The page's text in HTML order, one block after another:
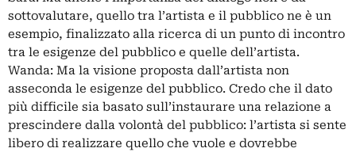
sottovalutare, quello tra l’artista e il pubblico ne è un
esempio, finalizzato alla ricerca di un punto di incontro
tra le esigenze del pubblico e quelle dell’artista.
Wanda: Ma la visione proposta dall’artista non
asseconda le esigenze del pubblico. Credo che il dato
più difficile sia basato sull’instaurare una relazione a
prescindere dalla volontà del pubblico: l’artista si sente
libero di realizzare quello che vuole e dovrebbe